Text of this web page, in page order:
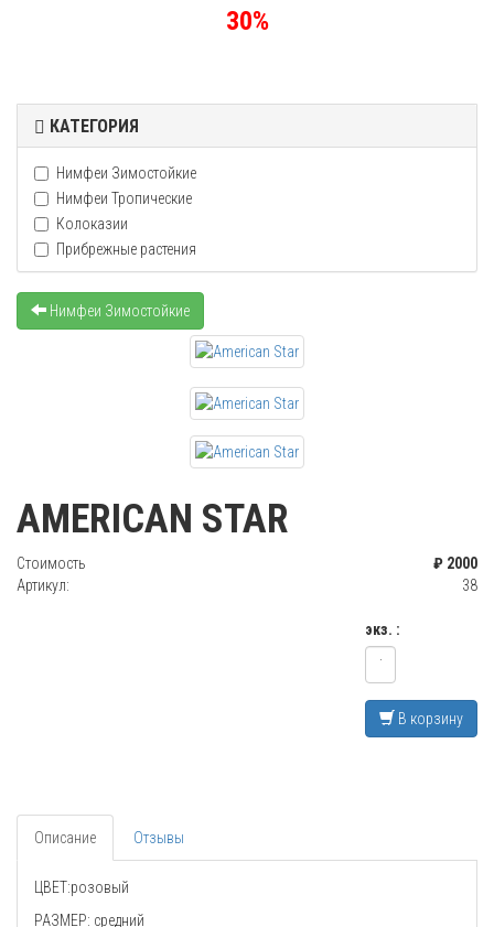
30%
КАТЕГОРИЯ
Нимфеи Зимостойкие
Нимфеи Тропические
Колоказии
Прибрежные растения
Нимфеи Зимостойкие
AMERICAN STAR
Стоимость
₽ 2000
Артикул:
38
экз. :
В корзину
Описание Отзывы
ЦВЕТ:розовый
РАЗМЕР: средний